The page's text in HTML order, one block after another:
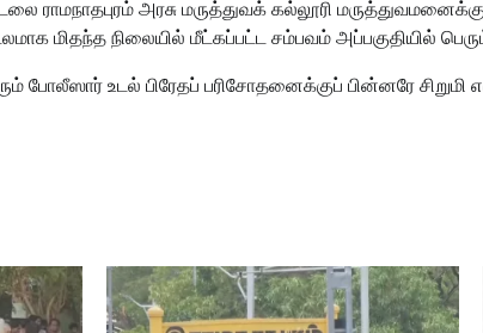
ராமநாதபுரம் அரசு மருத்துவக் கல்லூரி
மிதந்த நிலையில் மீட்கப்பட்ட சம்பவம் அப்பகுதியில்
போலீஸார் உடல் பிரேதப் பரிசோதனைக்குப் பின்னரே சிறுமி